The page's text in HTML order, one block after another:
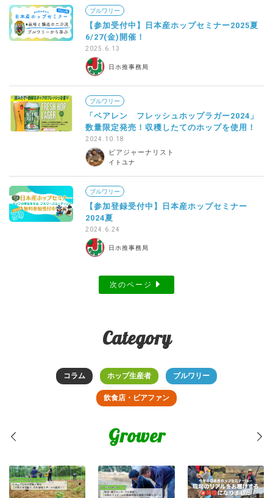
ブルワリー
【参加受付中】日本産ホップセミナー2025夏
6/27(金)開催！
2025.6.13
日ホ推事務局
ブルワリー
「ベアレン フレッシュホップラガー2024」
数量限定発売！収穫したてのホップを使用！
2024.10.18
ビアジャーナリスト
イトユナ
ブルワリー
【参加登録受付中】日本産ホップセミナー
2024夏
2024.6.24
日ホ推事務局
次のページ
Category
コラム ホップ生産者 ブルワリー
飲食店・ビアファン
Grower